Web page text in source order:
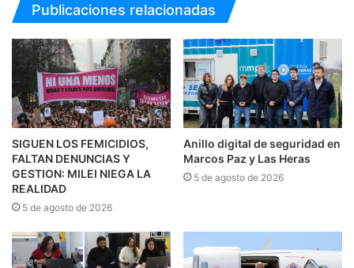
Publicaciones relacionadas
SIGUEN LOS FEMICIDIOS,
FALTAN DENUNCIAS Y
GESTION: MILEI NIEGA LA
REALIDAD
5 de agosto de 2026
Anillo digital de seguridad en
Marcos Paz y Las Heras
5 de agosto de 2026